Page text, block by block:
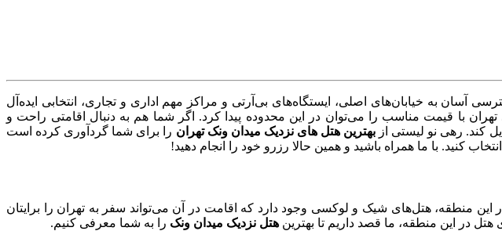
آسان به خیابان‌های اصلی، ایستگاه‌های بی‌آرتی و مراکز مهم اداری و تجاری، انتخابی ایده‌آل
با قیمت مناسب را می‌توان در این محدوده پیدا کرد. اگر شما هم به دنبال اقامتی راحت و
کند. رهی نو لیستی از بهترین هتل های نزدیک میدان ونک تهران را برای شما گردآوری کرده است
کنید. با ما همراه باشید و همین حالا رزرو خود را انجام دهید!
این منطقه، هتل‌های شیک و لوکسی وجود دارد که اقامت در آن می‌تواند سفر به تهران را برایتان
در این منطقه، ما قصد داریم تا بهترین هتل نزدیک میدان ونک را به شما معرفی کنیم.